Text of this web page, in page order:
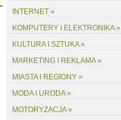
INTERNET »
KOMPUTERY I ELEKTRONIKA »
KULTURA I SZTUKA »
MARKETING I REKLAMA »
MIASTA I REGIONY »
MODA I URODA »
MOTORYZACJA »